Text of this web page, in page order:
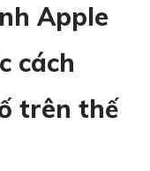
Apple
cách
trên thế